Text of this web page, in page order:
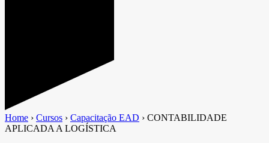
Home › Cursos › Capacitação EAD › CONTABILIDADE
APLICADA A LOGÍSTICA